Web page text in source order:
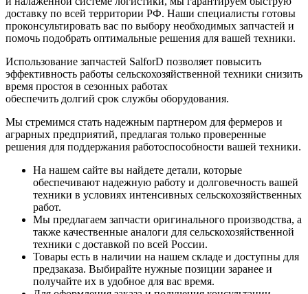
доставку по всей территории РФ. Наши специалисты готовы
проконсультировать вас по выбору необходимых запчастей и
помочь подобрать оптимальные решения для вашей техники.
Использование запчастей SalforD позволяет повысить
эффективность работы сельскохозяйственной техники снизить
время простоя в сезонных работах
обеспечить долгий срок службы оборудования.
Мы стремимся стать надежным партнером для фермеров и
аграрных предприятий, предлагая только проверенные
решения для поддержания работоспособности вашей техники.
На нашем сайте вы найдете детали, которые
обеспечивают надежную работу и долговечность вашей
техники в условиях интенсивных сельскохозяйственных
работ.
Мы предлагаем запчасти оригинального производства, а
также качественные аналоги для сельскохозяйственной
техники с доставкой по всей России.
Товары есть в наличии на нашем складе и доступны для
предзаказа. Выбирайте нужные позиции заранее и
получайте их в удобное для вас время.